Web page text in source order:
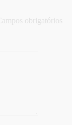
obrigatórios